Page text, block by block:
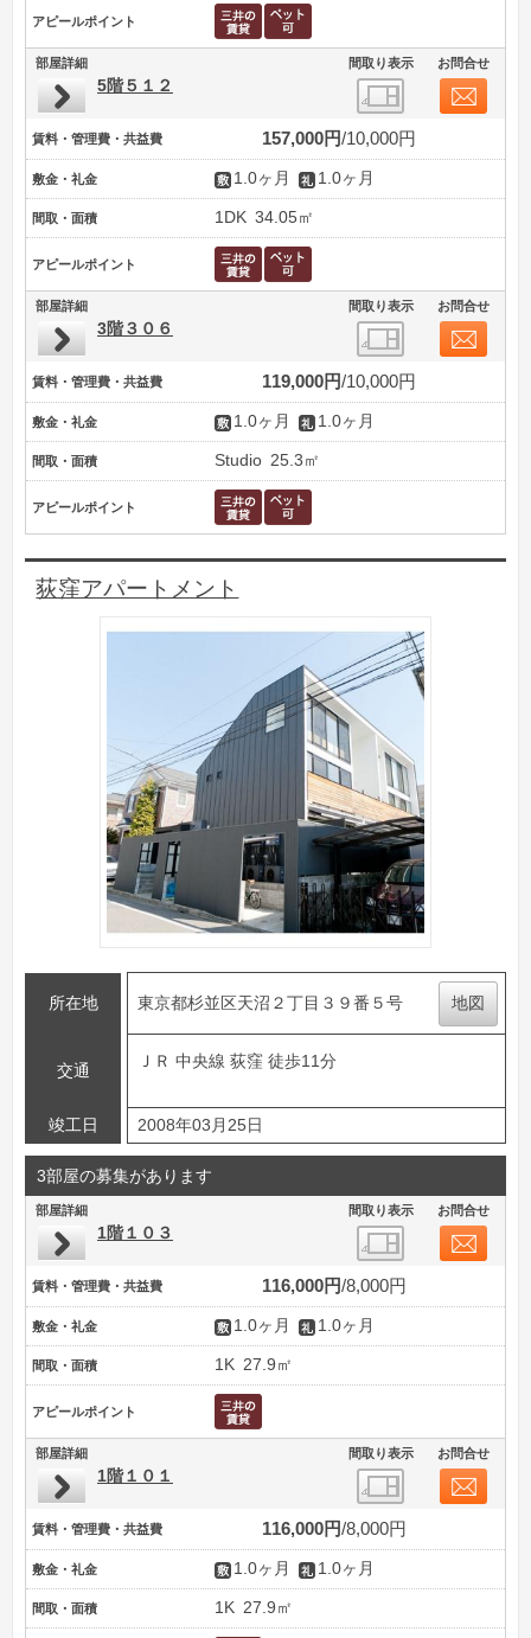
アピールポイント
部屋詳細 間取り表示 お問合せ
5階５１２
賃料・管理費・共益費 157,000円 10,000円
敷金・礼金 1.0ヶ月 1.0ヶ月
間取・面積 1DK 34.05㎡
アピールポイント
部屋詳細 間取り表示 お問合せ
3階３０６
賃料・管理費・共益費 119,000円 10,000円
敷金・礼金 1.0ヶ月 1.0ヶ月
間取・面積 Studio 25.3㎡
アピールポイント
荻窪アパートメント
所在地 東京都杉並区天沼２丁目３９番５号 地図
交通
ＪＲ 中央線 荻窪 徒歩11分
竣工日 2008年03月25日
3部屋の募集があります
部屋詳細 間取り表示 お問合せ
1階１０３
賃料・管理費・共益費 116,000円 8,000円
敷金・礼金 1.0ヶ月 1.0ヶ月
間取・面積 1K 27.9㎡
アピールポイント
部屋詳細 間取り表示 お問合せ
1階１０１
賃料・管理費・共益費 116,000円 8,000円
敷金・礼金 1.0ヶ月 1.0ヶ月
間取・面積 1K 27.9㎡